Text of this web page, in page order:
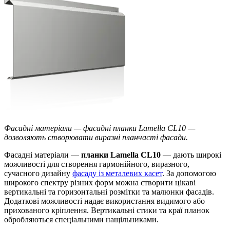
Фасадні матеріали — фасадні планки Lamella CL10 —
дозволяють створювати виразні планчасті фасади.
Фасадні матеріали — планки Lamella CL10 — дають широкі
можливості для створення гармонійного, виразного,
сучасного дизайну фасаду із металевих касет. За допомогою
широкого спектру різних форм можна створити цікаві
вертикальні та горизонтальні розмітки та малюнки фасадів.
Додаткові можливості надає використання видимого або
прихованого кріплення. Вертикальні стики та краї планок
обробляються спеціальними нащільниками.